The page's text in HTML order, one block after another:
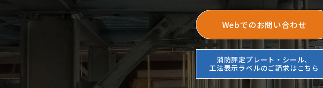
Webでのお問い合わせ
消防評定プレート・シール、
工法表示ラベルのご請求はこちら